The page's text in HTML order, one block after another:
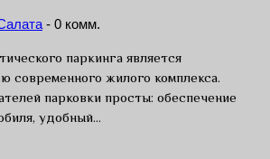
- 0 комм.
паркинга является
современного жилого комплекса.
парковки просты: обеспечение
удобный…